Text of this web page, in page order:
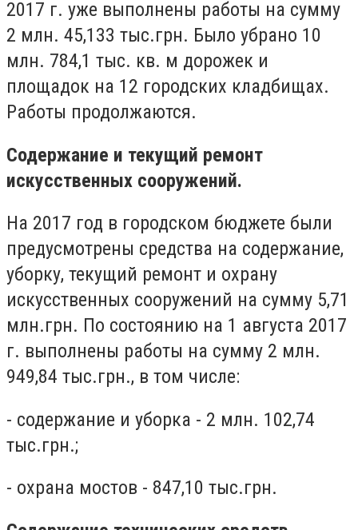
2017 г. уже выполнены работы на сумму
2 млн. 45,133 тыс.грн. Было убрано 10
млн. 784,1 тыс. кв. м дорожек и
площадок на 12 городских кладбищах.
Работы продолжаются.
Содержание и текущий ремонт
искусственных сооружений.
На 2017 год в городском бюджете были
предусмотрены средства на содержание,
уборку, текущий ремонт и охрану
искусственных сооружений на сумму 5,71
млн.грн. По состоянию на 1 августа 2017
г. выполнены работы на сумму 2 млн.
949,84 тыс.грн., в том числе:
- содержание и уборка - 2 млн. 102,74
тыс.грн.;
- охрана мостов - 847,10 тыс.грн.